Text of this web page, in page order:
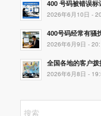
400 号码被错误标
2026年6月10日 -
400号码经常有骚
2026年6月9日 -
全国各地的客户
2026年6月8日 -